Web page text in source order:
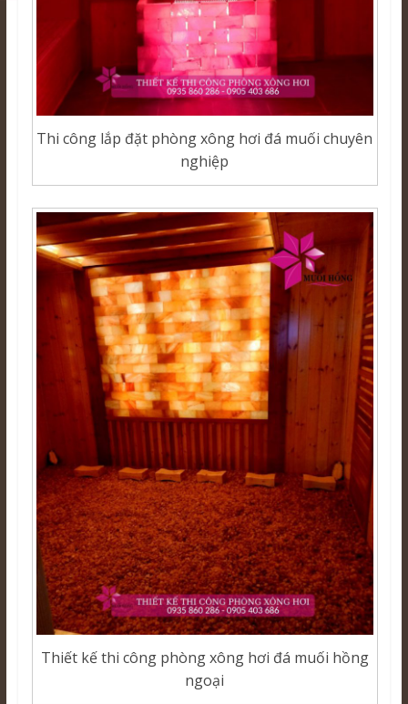
Thi công lắp đặt phòng xông hơi đá muối chuyên
nghiệp
Thiết kế thi công phòng xông hơi đá muối hồng
ngoại